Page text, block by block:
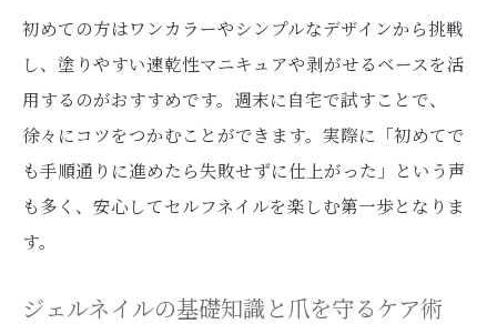
初めての方はワンカラーやシンプルなデザインから挑戦
し、塗りやすい速乾性マニキュアや剥がせるベースを活
用するのがおすすめです。週末に自宅で試すことで、
徐々にコツをつかむことができます。実際に「初めてで
も手順通りに進めたら失敗せずに仕上がった」という声
も多く、安心してセルフネイルを楽しむ第一歩となりま
す。
ジェルネイルの基礎知識と爪を守るケア術